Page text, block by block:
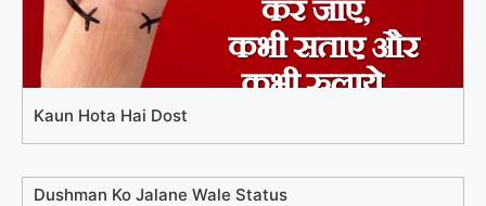
Kaun Hota Hai Dost
Dushman Ko Jalane Wale Status